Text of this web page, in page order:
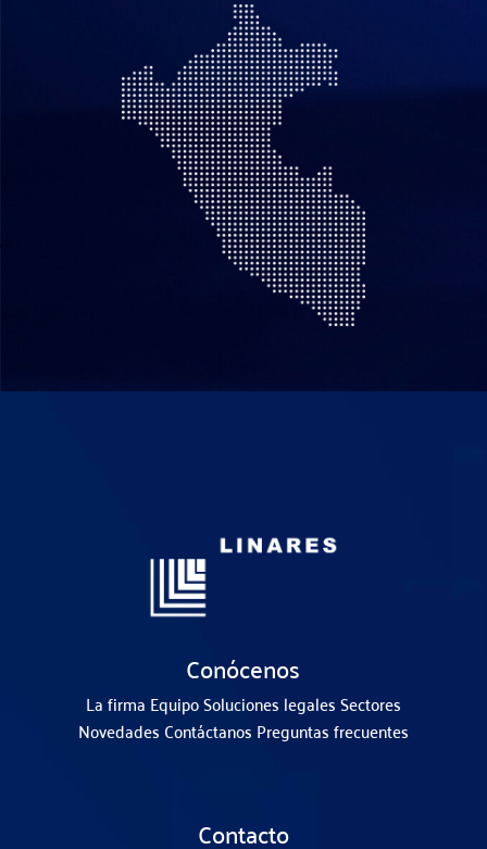
Conócenos
La firma EquipoSoluciones legalesSectores
Novedades Contáctanos Preguntas frecuentes
Contacto